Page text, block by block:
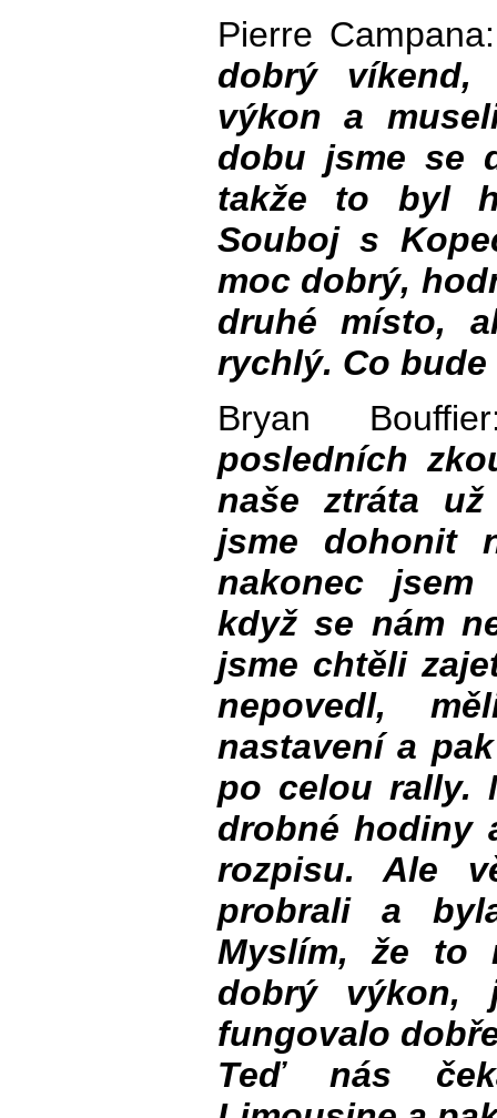
Pierre
dobrý víkend,
výkon a
dobu jsme se
takže to byl
Souboj s
moc dobrý,
druhé místo,
rychlý. Co bude
Bryan
posledních
naše ztráta
jsme dohonit
nakonec
když se nám
jsme chtěli
nepovedl,
nastavení a
po celou rally.
drobné hodiny
rozpisu. Ale
probrali a
Myslím, že to
dobrý výkon,
fungovalo
Teď nás